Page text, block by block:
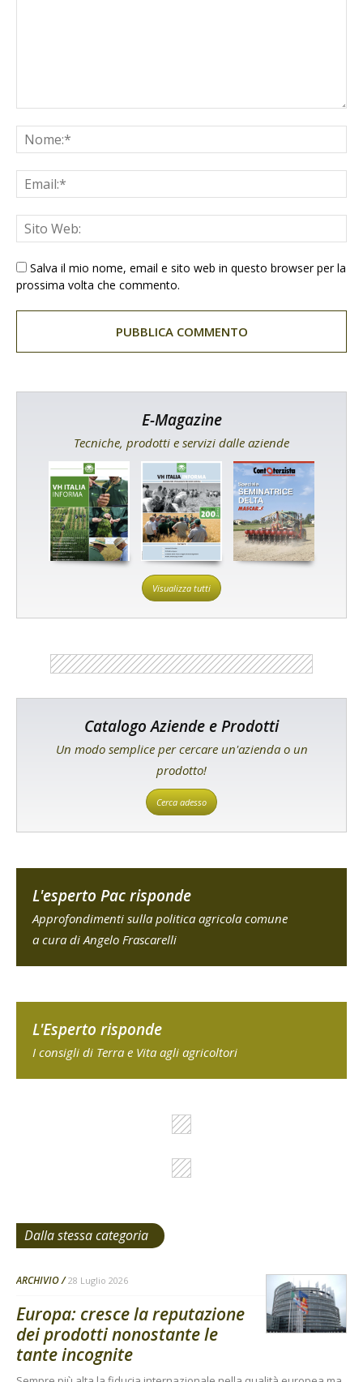
Salva il mio nome, email e sito web in questo browser per la
prossima volta che commento.
E-Magazine
Tecniche, prodotti e servizi dalle aziende
Visualizza tutti
Catalogo Aziende e Prodotti
Un modo semplice per cercare un'azienda o un
prodotto!
Cerca adesso
L'esperto Pac risponde
Approfondimenti sulla politica agricola comune
a cura di Angelo Frascarelli
L'Esperto risponde
I consigli di Terra e Vita agli agricoltori
Dalla stessa categoria
ARCHIVIO 28 Luglio 2026
Europa: cresce la reputazione
dei prodotti nonostante le
tante incognite